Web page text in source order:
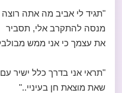
"תגיד לי אביב מה אתה
מנסה להתקרב אלי, תסביר
את עצמך כי אני ממש
"תראי אני בדרך כלל ישיר
שאת מוצאת חן בעיניי.."